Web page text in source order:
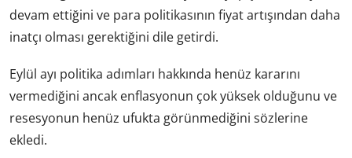
devam ettiğini ve para politikasının fiyat artışından daha
inatçı olması gerektiğini dile getirdi.
Eylül ayı politika adımları hakkında henüz kararını
vermediğini ancak enflasyonun çok yüksek olduğunu ve
resesyonun henüz ufukta görünmediğini sözlerine
ekledi.